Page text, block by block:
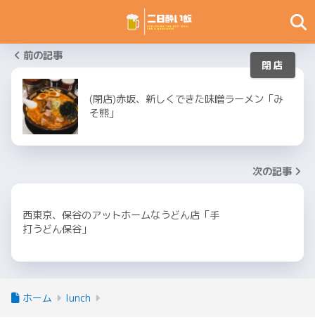
前の記事
(閉店)赤坂、新しくできた味噌ラーメン「み
そ熊」
次の記事
西東京、保谷のアットホームなうどん店「手
打うどん保谷」
ホーム lunch